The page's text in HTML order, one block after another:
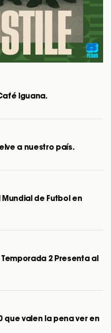
Iguana.
a nuestro país.
de Futbol en
2 Presenta al
que valen la pena ver en